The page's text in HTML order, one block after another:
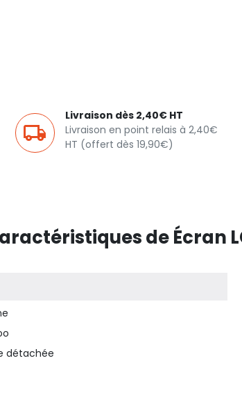
Livraison dès 2,40€ HT
Livraison en point relais à 2,40€
HT (offert dès 19,90€)
de Écran
détachée